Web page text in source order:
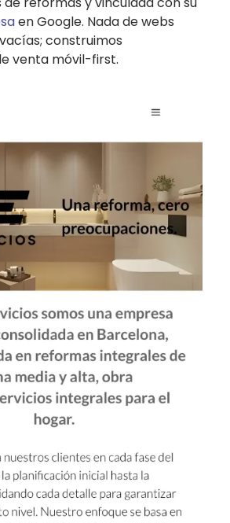
en Google. Nada de webs
construimos
venta móvil-first.